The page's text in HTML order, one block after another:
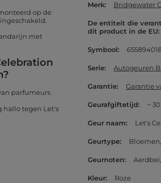
op de
met
parfumeurs
hallo tegen Let's
Merk Bridgewater
De entiteit die
dit product in de EU
Symbool
Serie Autogeuren
Garantie Garantie
Geurafgiftetijd ~
Geur naam Let's
Geurtype Bloemen
Geurnoten Aardbei
Kleur Roze